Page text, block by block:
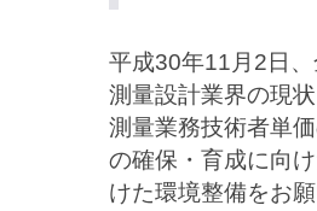
平成30年11月2日
測量設計業界の現
測量業務技術者単
の確保・育成に向
けた環境整備をお